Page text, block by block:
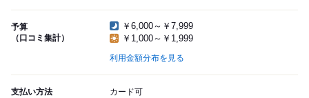
予算
（口コミ集計）
￥6,000～￥7,999
￥1,000～￥1,999
利用金額分布を見る
支払い方法
カード可